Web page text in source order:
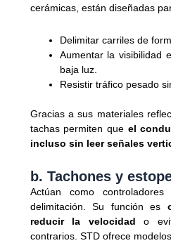
cerámicas, están diseñadas
Delimitar carriles de
Aumentar la visibilidad
baja luz.
Resistir tráfico pesado
Gracias a sus materiales
tachas permiten que el
incluso sin leer señales
b. Tachones y
Actúan como
delimitación. Su función es
reducir la velocidad o
contrarios. STD ofrece